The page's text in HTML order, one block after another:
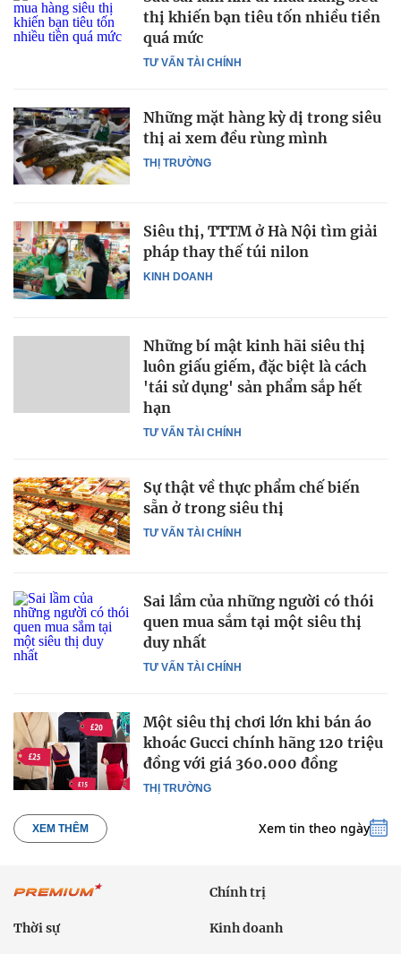
TƯ VẤN TÀI CHÍNH
thị khiến bạn tiêu tốn nhiều tiền
quá mức
THỊ TRƯỜNG
Những mặt hàng kỳ dị trong siêu
thị ai xem đều rùng mình
KINH DOANH
Siêu thị, TTTM ở Hà Nội tìm giải
pháp thay thế túi nilon
TƯ VẤN TÀI CHÍNH
Những bí mật kinh hãi siêu thị
luôn giấu giếm, đặc biệt là cách
'tái sử dụng' sản phẩm sắp hết
hạn
TƯ VẤN TÀI CHÍNH
Sự thật về thực phẩm chế biến
sẵn ở trong siêu thị
TƯ VẤN TÀI CHÍNH
Sai lầm của những người có thói
quen mua sắm tại một siêu thị
duy nhất
THỊ TRƯỜNG
Một siêu thị chơi lớn khi bán áo
khoác Gucci chính hãng 120 triệu
đồng với giá 360.000 đồng
XEM THÊM Xem tin theo ngày
Chính trị
Thời sự Kinh doanh